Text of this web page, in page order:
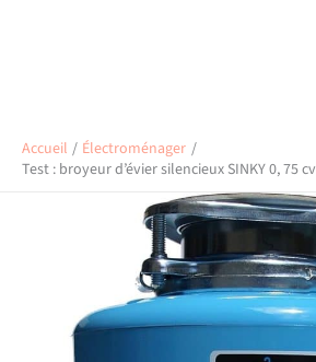
Accueil
Électroménager
Test : broyeur d’évier silencieux SINKY 0, 75 cv